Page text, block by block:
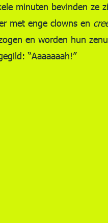
minuten bevinden ze
met enge clowns en
en worden hun
“Aaaaaaah!”